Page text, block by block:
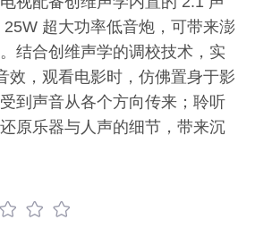
超大功率低音炮，可带来澎
结合创维声学的调校技术，实
效，观看电影时，仿佛置身于影
到声音从各个方向传来；聆听
原乐器与人声的细节，带来沉